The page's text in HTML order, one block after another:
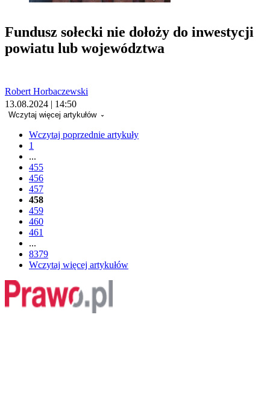
Fundusz sołecki nie dołoży do inwestycji
powiatu lub województwa
Robert Horbaczewski
13.08.2024 | 14:50
Wczytaj więcej artykułów
Wczytaj poprzednie artykuły
1
...
455
456
457
458
459
460
461
...
8379
Wczytaj więcej artykułów